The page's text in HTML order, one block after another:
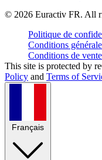
© 2026 Euractiv FR. All
Politique de
Conditions
Conditions de vente
This site is protected by
Policy and Terms of
Français